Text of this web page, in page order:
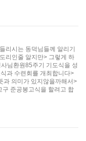
리시는 동덕님들께 알리기
리인줄 알지만> 그렇게 하
님환원85주기 기도식을 성
과 수련회를 개최합니다>
과 의미가 있지않을까해서>
준공봉고식을 할려고 합